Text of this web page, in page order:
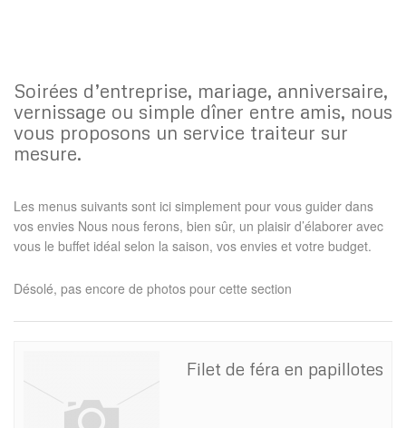
Soirées d’entreprise, mariage, anniversaire,
vernissage ou simple dîner entre amis, nous
vous proposons un service traiteur sur
mesure.
Les menus suivants sont ici simplement pour vous guider dans
vos envies Nous nous ferons, bien sûr, un plaisir d’élaborer avec
vous le buffet idéal selon la saison, vos envies et votre budget.
Désolé, pas encore de photos pour cette section
Filet de féra en papillotes